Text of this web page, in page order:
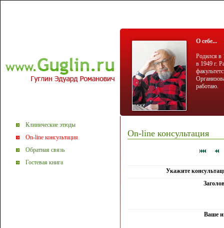
Клинические этюды
On-line консультация
Обратная связь
Гостевая книга
О себе...
Родился в
в 1949 г.
работаю.
On-line консультация
Укажите
Ваше